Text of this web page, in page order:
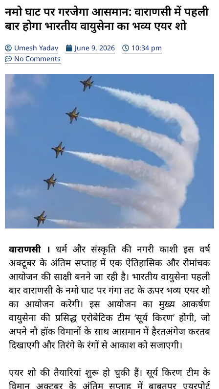
नमो घाट पर गरजेगा आसमान: वाराणसी में पहली
बार होगा भारतीय वायुसेना का भव्य एयर शो
Umesh Yadav June 9, 2026
10:34 pm
No Comments
वाराणसी । धर्म और संस्कृति की नगरी काशी इस वर्ष
अक्टूबर के अंतिम सप्ताह में एक ऐतिहासिक और रोमांचक
आयोजन की साक्षी बनने जा रही है। भारतीय वायुसेना पहली
बार वाराणसी के नमो घाट पर गंगा तट के ऊपर भव्य एयर शो
का आयोजन करेगी। इस आयोजन का मुख्य आकर्षण
वायुसेना की प्रसिद्ध एरोबेटिक टीम ‘सूर्य किरण’ होगी, जो
अपने नौ हॉक विमानों के साथ आसमान में हैरतअंगेज करतब
दिखाएगी और तिरंगे के रंगों से आकाश को सजाएगी।
एयर शो की तैयारियां शुरू हो चुकी हैं। सूर्य किरण टीम के
विमान अक्टूबर के अंतिम सप्ताह में बाबतपुर एयरपोर्ट